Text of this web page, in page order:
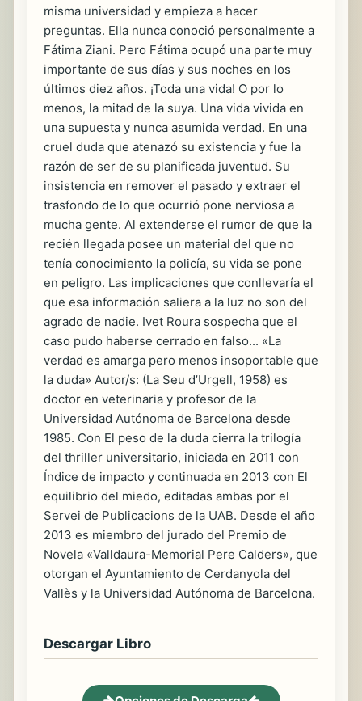
misma universidad y empieza a hacer
preguntas. Ella nunca conoció personalmente a
Fátima Ziani. Pero Fátima ocupó una parte muy
importante de sus días y sus noches en los
últimos diez años. ¡Toda una vida! O por lo
menos, la mitad de la suya. Una vida vivida en
una supuesta y nunca asumida verdad. En una
cruel duda que atenazó su existencia y fue la
razón de ser de su planificada juventud. Su
insistencia en remover el pasado y extraer el
trasfondo de lo que ocurrió pone nerviosa a
mucha gente. Al extenderse el rumor de que la
recién llegada posee un material del que no
tenía conocimiento la policía, su vida se pone
en peligro. Las implicaciones que conllevaría el
que esa información saliera a la luz no son del
agrado de nadie. Ivet Roura sospecha que el
caso pudo haberse cerrado en falso... «La
verdad es amarga pero menos insoportable que
la duda» Autor/s: (La Seu d’Urgell, 1958) es
doctor en veterinaria y profesor de la
Universidad Autónoma de Barcelona desde
1985. Con El peso de la duda cierra la trilogía
del thriller universitario, iniciada en 2011 con
Índice de impacto y continuada en 2013 con El
equilibrio del miedo, editadas ambas por el
Servei de Publicacions de la UAB. Desde el año
2013 es miembro del jurado del Premio de
Novela «Valldaura-Memorial Pere Calders», que
otorgan el Ayuntamiento de Cerdanyola del
Vallès y la Universidad Autónoma de Barcelona.
Descargar Libro